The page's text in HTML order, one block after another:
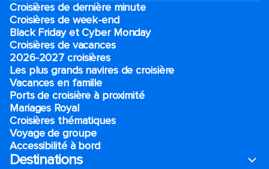
Croisières de dernière minute
Croisières de week-end
Black Friday et Cyber Monday
Croisières de vacances
2026-2027 croisières
Les plus grands navires de croisière
Vacances en famille
Ports de croisière à proximité
Mariages Royal
Croisières thématiques
Voyage de groupe​
Accessibilité à bord​
Destinations